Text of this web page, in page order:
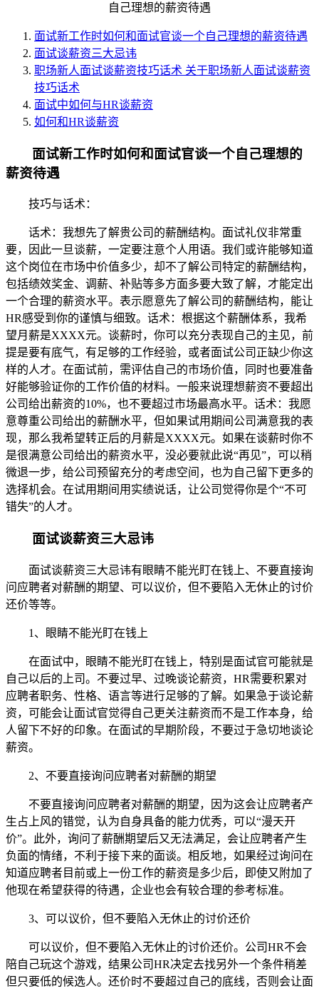
面试新工作时如何和面试官谈一个自己理想的薪资待遇
面试谈薪资三大忌讳
职场新人面试谈薪资技巧话术 关于职场新人面试谈薪资
技巧话术
面试中如何与HR谈薪资
如何和HR谈薪资
面试新工作时如何和面试官谈一个自己理想的
薪资待遇
技巧与话术：
话术：我想先了解贵公司的薪酬结构。面试礼仪非常重
要，因此一旦谈薪，一定要注意个人用语。我们或许能够知道
这个岗位在市场中价值多少，却不了解公司特定的薪酬结构，
包括绩效奖金、调薪、补贴等多方面多要大致了解，才能定出
一个合理的薪资水平。表示愿意先了解公司的薪酬结构，能让
HR感受到你的谨慎与细致。话术：根据这个薪酬体系，我希
望月薪是XXXX元。谈薪时，你可以充分表现自己的主见，前
提是要有底气，有足够的工作经验，或者面试公司正缺少你这
样的人才。在面试前，需评估自己的市场价值，同时也要准备
好能够验证你的工作价值的材料。一般来说理想薪资不要超出
公司给出薪资的10%，也不要超过市场最高水平。话术：我愿
意尊重公司给出的薪酬水平，但如果试用期间公司满意我的表
现，那么我希望转正后的月薪是XXXX元。如果在谈薪时你不
是很满意公司给出的薪资水平，没必要就此说“再见”，可以稍
微退一步，给公司预留充分的考虑空间，也为自己留下更多的
选择机会。在试用期间用实绩说话，让公司觉得你是个“不可
错失”的人才。
面试谈薪资三大忌讳
面试谈薪资三大忌讳有眼睛不能光盯在钱上、不要直接询
问应聘者对薪酬的期望、可以议价，但不要陷入无休止的讨价
还价等等。
1、眼睛不能光盯在钱上
在面试中，眼睛不能光盯在钱上，特别是面试官可能就是
自己以后的上司。不要过早、过晚谈论薪资，HR需要积累对
应聘者职务、性格、语言等进行足够的了解。如果急于谈论薪
资，可能会让面试官觉得自己更关注薪资而不是工作本身，给
人留下不好的印象。在面试的早期阶段，不要过于急切地谈论
薪资。
2、不要直接询问应聘者对薪酬的期望
不要直接询问应聘者对薪酬的期望，因为这会让应聘者产
生占上风的错觉，认为自身具备的能力优秀，可以“漫天开
价”。此外，询问了薪酬期望后又无法满足，会让应聘者产生
负面的情绪，不利于接下来的面谈。相反地，如果经过询问在
知道应聘者目前或上一份工作的薪资是多少后，即使又附加了
他现在希望获得的待遇，企业也会有较合理的参考标准。
3、可以议价，但不要陷入无休止的讨价还价
可以议价，但不要陷入无休止的讨价还价。公司HR不会
陪自己玩这个游戏，结果公司HR决定去找另外一个条件稍差
但只要低的候选人。还价时不要超过自己的底线，否则会让面